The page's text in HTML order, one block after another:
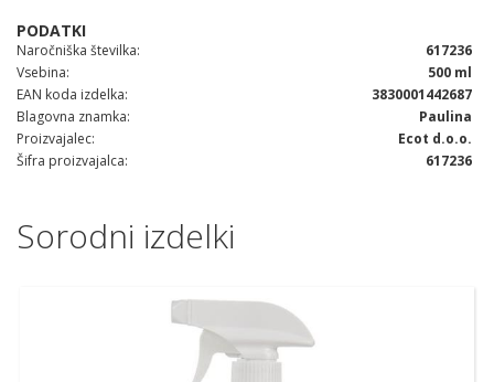
Naročniška številka
617236
Vsebina
500 ml
EAN koda izdelka
3830001442687
Blagovna znamka
Paulina
Proizvajalec
Ecot d.o.o.
Šifra proizvajalca
617236
Sorodni izdelki